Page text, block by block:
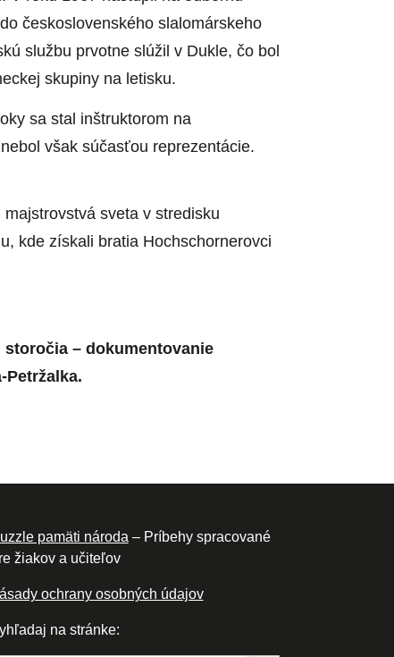
československého slalomárskeho
službu prvotne slúžil v Dukle, čo bol
skupiny na letisku.
sa stal inštruktorom na
však súčasťou reprezentácie.
sveta v stredisku
kde získali bratia Hochschornerovci
– dokumentovanie
pamäti národa – Príbehy spracované
žiakov a učiteľov
ochrany osobných údajov
na stránke:
Search Button